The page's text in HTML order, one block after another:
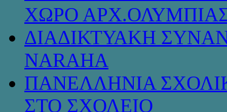
ΧΩΡΟ
ΔΙΑΔΙΚΤΥΑΚΗ
NARAHA
ΠΑΝΕΛΛΗΝΙΑ
ΣΤΟ ΣΧΟΛΕΙΟ